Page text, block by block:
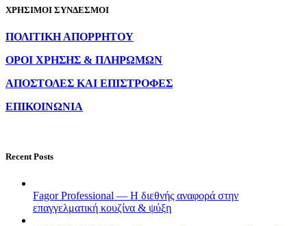
ΧΡΗΣΙΜΟΙ ΣΥΝΔΕΣΜΟΙ
ΠΟΛΙΤΙΚΗ ΑΠΟΡΡΗΤΟΥ
ΟΡΟΙ ΧΡΗΣΗΣ & ΠΛΗΡΩΜΩΝ
ΑΠΟΣΤΟΛΕΣ ΚΑΙ ΕΠΙΣΤΡΟΦΕΣ
ΕΠΙΚΟΙΝΩΝΙΑ
Recent Posts
Fagor Professional — Η διεθνής αναφορά στην
επαγγελματική κουζίνα & ψύξη